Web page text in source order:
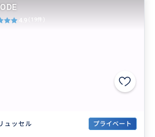
ュッセル プライベート
4.9 (19件)